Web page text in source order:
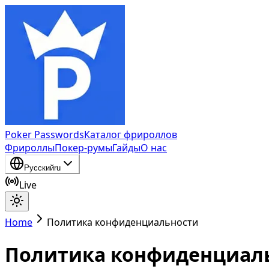
Poker PasswordsКаталог фрироллов
ФрироллыПокер-румыГайдыО нас
Русскийru
Live
Home Политика конфиденциальности
Политика